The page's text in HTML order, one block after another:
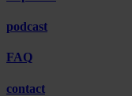
podcast
FAQ
contact